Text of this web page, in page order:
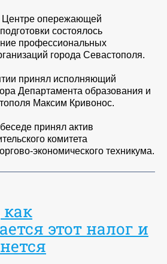
Центре опережающей
состоялось
профессиональных
города Севастополя.
принял исполняющий
Департамента образования и
Максим Кривонос.
принял актив
комитета
экономического техникума.
этот налог и